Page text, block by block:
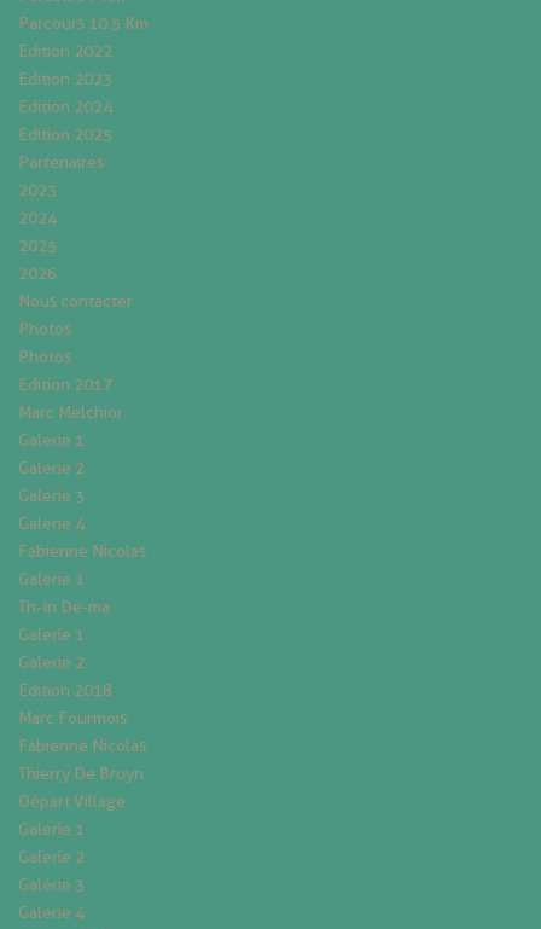
Parcours 10.5 Km
Edition 2022
Edition 2023
Edition 2024
Edition 2025
Partenaires
2023
2024
2025
2026
Nous contacter
Photos
Photos
Edition 2017
Marc Melchior
Galerie 1
Galerie 2
Galerie 3
Galerie 4
Fabienne Nicolas
Galerie 1
Th-In De-ma
Galerie 1
Galerie 2
Edition 2018
Marc Fourmois
Fabienne Nicolas
Thierry De Bruyn
Départ Village
Galerie 1
Galerie 2
Galérie 3
Galerie 4